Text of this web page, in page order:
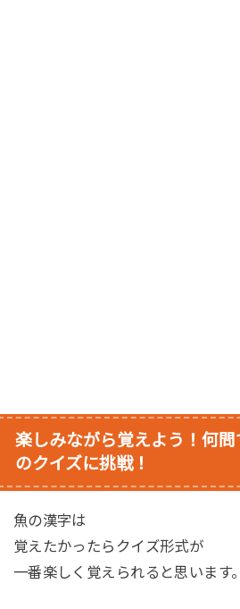
楽しみながら覚えよう！何
のクイズに挑戦！
魚の漢字は
覚えたかったらクイズ形式が
一番楽しく覚えられると思います。